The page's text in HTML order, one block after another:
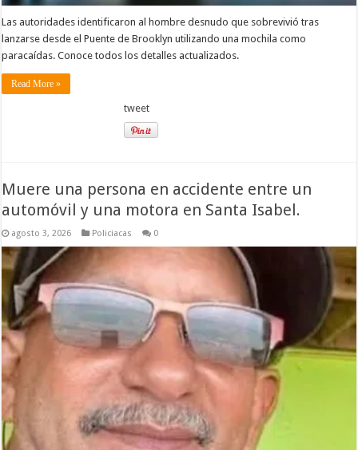
Las autoridades identificaron al hombre desnudo que sobrevivió tras
lanzarse desde el Puente de Brooklyn utilizando una mochila como
paracaídas. Conoce todos los detalles actualizados.
Read More »
tweet
Muere una persona en accidente entre un
automóvil y una motora en Santa Isabel.
agosto 3, 2026 Policiacas 0